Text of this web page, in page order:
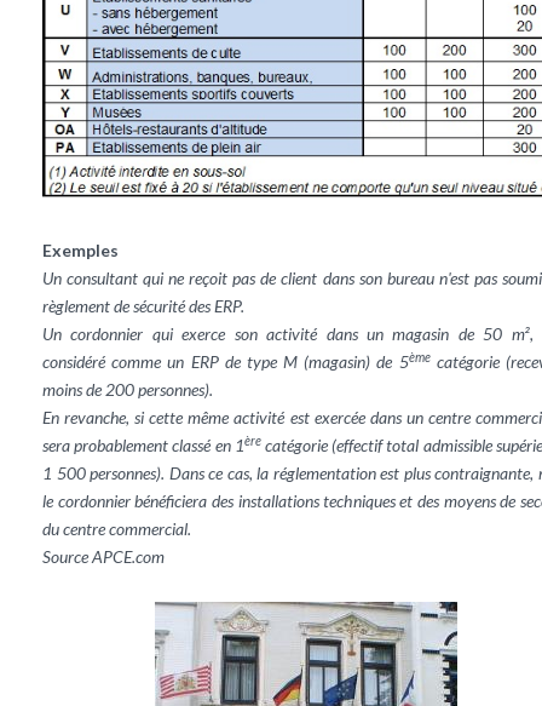
Exemples
Un consultant qui ne reçoit pas de client dans son bureau n'est pas
règlement de sécurité des ERP.
Un cordonnier qui exerce son activité dans un magasin de 50 m²,
considéré comme un ERP de type M (magasin) de 5èmecatégorie
moins de 200 personnes).
En revanche, si cette même activité est exercée dans un centre
sera probablement classé en 1èrecatégorie (effectif total admissible
1 500 personnes). Dans ce cas, la réglementation est plus contraignante,
le cordonnier bénéficiera des installations techniques et des moyens de
du centre commercial.
Source APCE.com